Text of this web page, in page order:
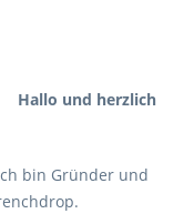
Hallo und herzlich
bin Gründer und